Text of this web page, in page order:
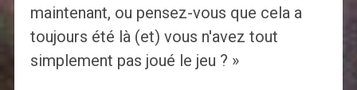
maintenant, ou pensez-vous que cela a
toujours été là (et) vous n'avez tout
simplement pas joué le jeu ? »